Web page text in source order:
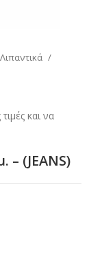
τιμές και να
– (JEANS)